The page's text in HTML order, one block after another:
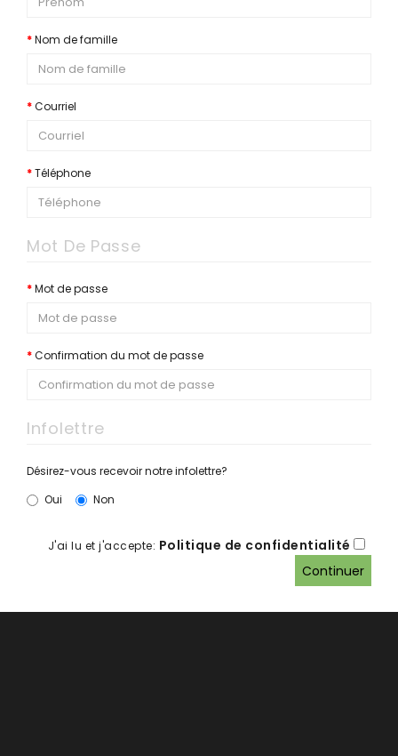
Nom de famille
Courriel
Téléphone
Mot De Passe
Mot de passe
Confirmation du mot de passe
Infolettre
Désirez-vous recevoir notre infolettre?
Oui
Non
J'ai lu et j'accepte: Politique de confidentialité